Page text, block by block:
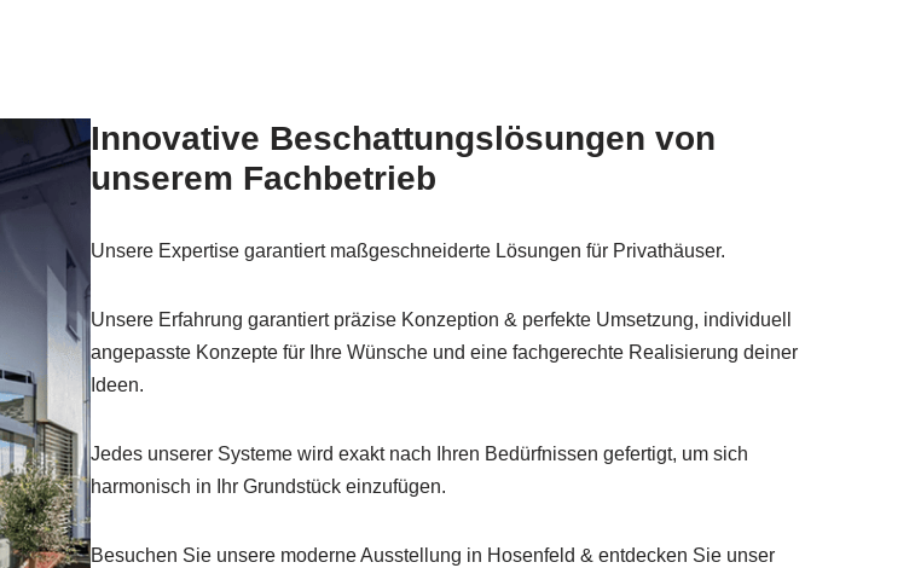
Innovative Beschattungslösungen von
unserem Fachbetrieb
Unsere Expertise garantiert maßgeschneiderte Lösungen für Privathäuser.
Unsere Erfahrung garantiert präzise Konzeption & perfekte Umsetzung, individuell
angepasste Konzepte für Ihre Wünsche und eine fachgerechte Realisierung deiner
Ideen.
Jedes unserer Systeme wird exakt nach Ihren Bedürfnissen gefertigt, um sich
harmonisch in Ihr Grundstück einzufügen.
Besuchen Sie unsere moderne Ausstellung in Hosenfeld & entdecken Sie unser